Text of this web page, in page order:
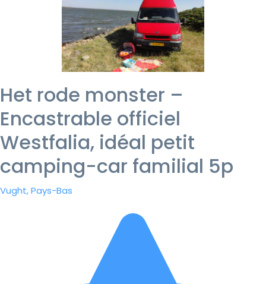
Het rode monster –
Encastrable officiel
Westfalia, idéal petit
camping-car familial 5p
Vught, Pays-Bas